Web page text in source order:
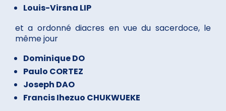
Louis-Virsna LIP
et a ordonné diacres en vue du sacerdoce, le
même jour
Dominique DO
Paulo CORTEZ
Joseph DAO
Francis Ihezuo CHUKWUEKE